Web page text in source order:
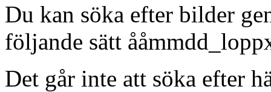
Du kan söka efter bilder
följande sätt
Det går inte att söka efter